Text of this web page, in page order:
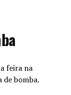
feira na
de bomba.